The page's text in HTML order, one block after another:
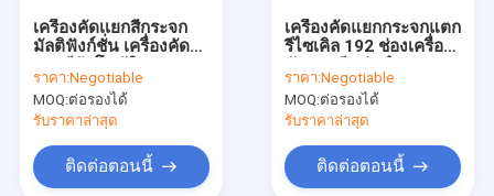
เครื่องคัดเเยกสีกระจก
มัลติฟังก์ชั่น เครื่องคัด
ราคา:Negotiable
MOQ:ต่อรองได้
รับราคาล่าสุด
ติดต่อตอนนี้
เครื่องคัดแยกกระจกแตก
รีไซเคิล 192 ช่องเครื่อง
ราคา:Negotiable
MOQ:ต่อรองได้
รับราคาล่าสุด
ติดต่อตอนนี้